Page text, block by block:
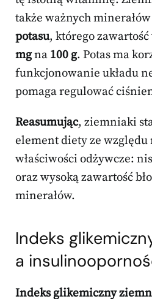
także ważnych
potasu, którego zawartość
mgna 100 g. Potas ma
funkcjonowanie układu
pomaga regulować
Reasumując, ziemniaki
element diety ze względu
właściwości odżywcze:
oraz wysoką zawartość
minerałów.
Indeks
a
Indeks glikemiczny